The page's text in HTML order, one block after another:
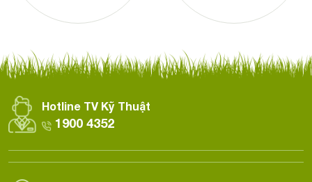
Hotline TV Kỹ Thuật
1900 4352